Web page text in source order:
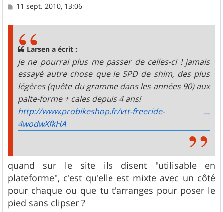
M11 sept. 2010, 13:06
Larsen a écrit :
je ne pourrai plus me passer de celles-ci ! jamais
essayé autre chose que le SPD de shim, des plus
légères (quête du gramme dans les années 90) aux
palte-forme + cales depuis 4 ans!
http://www.probikeshop.fr/vtt-freeride- ...
4wodwXfkHA
quand sur le site ils disent "utilisable en
plateforme", c'est qu'elle est mixte avec un côté
pour chaque ou que tu t'arranges pour poser le
pied sans clipser ?